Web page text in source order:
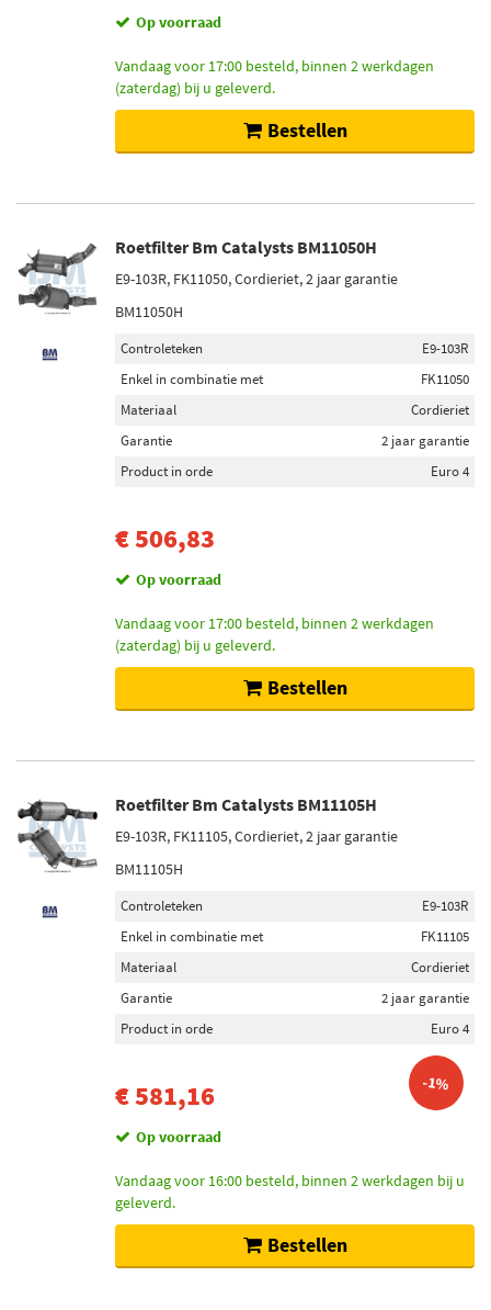
Op voorraad
Vandaag voor 17:00 besteld, binnen 2 werkdagen
(zaterdag) bij u geleverd.
Bestellen
Roetfilter Bm Catalysts BM11050H
E9-103R, FK11050, Cordieriet, 2 jaar garantie
BM11050H
Controleteken
E9-103R
Enkel in combinatie met
FK11050
Materiaal
Cordieriet
Garantie
2 jaar garantie
Product in orde
Euro 4
€ 506,83
Op voorraad
Vandaag voor 17:00 besteld, binnen 2 werkdagen
(zaterdag) bij u geleverd.
Bestellen
Roetfilter Bm Catalysts BM11105H
E9-103R, FK11105, Cordieriet, 2 jaar garantie
BM11105H
Controleteken
E9-103R
Enkel in combinatie met
FK11105
Materiaal
Cordieriet
Garantie
2 jaar garantie
Product in orde
Euro 4
€ 581,16 -1%
Op voorraad
Vandaag voor 16:00 besteld, binnen 2 werkdagen bij u
geleverd.
Bestellen